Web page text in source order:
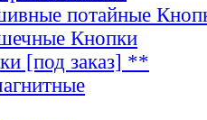
потайные
Кнопки
[под заказ] **